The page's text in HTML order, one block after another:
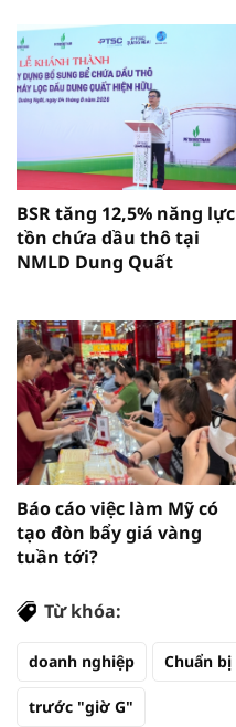
BSR tăng 12,5% năng lực
tồn chứa dầu thô tại
NMLD Dung Quất
Báo cáo việc làm Mỹ có
tạo đòn bẩy giá vàng
tuần tới?
Từ khóa:
doanh nghiệp Chuẩn bị
trước "giờ G"